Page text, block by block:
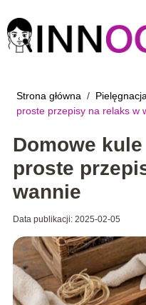
Strona główna /
proste przepisy na relaks w
Domowe
proste
wannie
Data publikacji: 2025-02-05